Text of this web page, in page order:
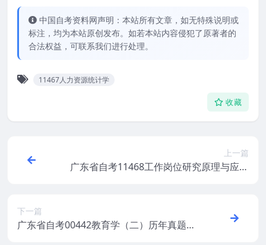
中国自考资料网声明：本站所有文章，如无特殊说明或
标注，均为本站原创发布。如若本站内容侵犯了原著者的
合法权益，可联系我们进行处理。
11467人力资源统计学
收藏
上一篇
广东省自考11468工作岗位研究原理与应用
下一篇
广东省自考00442教育学（二）历年真题及